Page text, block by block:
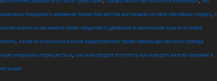
намерены продолжить движение прямо при желтом мигающем сигнале светофора следует, с
какой скоростью вы имеете право продолжить движение в населенном пункте по левой
полосе, какие из указанных знаков предоставляют право преимущественного проезда
нерегулируемых перекрестков, как вам следует поступить при повороте налево грузовик и
легковая